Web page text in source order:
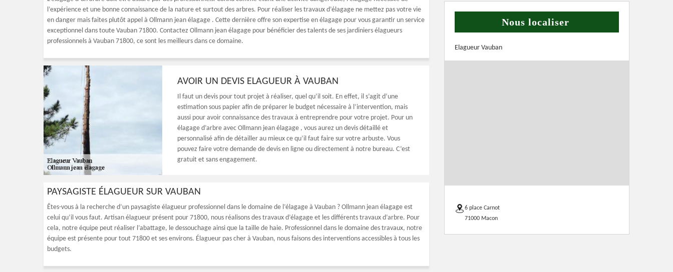
l’expérience et une bonne connaissance de la nature et surtout des arbres. Pour réaliser les travaux d’élagage ne mettez pas votre vie
en danger mais faites plutôt appel à Ollmann jean élagage . Cette dernière offre son expertise en élagage pour vous garantir un service
exceptionnel dans toute Vauban 71800. Contactez Ollmann jean élagage pour bénéficier des talents de ses jardiniers élagueurs
professionnels à Vauban 71800, ce sont les meilleurs dans ce domaine.
AVOIR UN DEVIS ELAGUEUR À VAUBAN
Il faut un devis pour tout projet à réaliser, quel qu’il soit. En effet, il s’agit d’une
estimation sous papier afin de préparer le budget nécessaire à l’intervention, mais
aussi pour avoir connaissance des travaux à entreprendre pour votre projet. Pour un
élagage d’arbre avec Ollmann jean élagage , vous aurez un devis détaillé et
personnalisé afin de détailler au mieux ce qu’il faut faire sur votre arbuste. Vous
pouvez faire votre demande de devis en ligne ou directement à notre bureau. C’est
gratuit et sans engagement.
PAYSAGISTE ÉLAGUEUR SUR VAUBAN
Êtes-vous à la recherche d’un paysagiste élagueur professionnel dans le domaine de l’élagage à Vauban ? Ollmann jean élagage est
celui qu’il vous faut. Artisan élagueur présent pour 71800, nous réalisons des travaux d’élagage et les différents travaux d’arbre. Pour
cela, notre équipe peut réaliser l’abattage, le dessouchage ainsi que la taille de haie. Professionnel dans le domaine des travaux, notre
équipe est présente pour tout 71800 et ses environs. Élagueur pas cher à Vauban, nous faisons des interventions accessibles à tous les
budgets.
Nous localiser
Elagueur Vauban
6 place Carnot
71000 Macon